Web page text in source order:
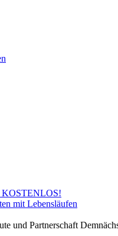
KOSTENLOS!
mit Lebensläufen
und Partnerschaft